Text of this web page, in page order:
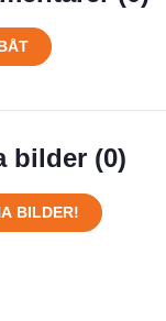
transporteras
bilder (0)
BILDER!